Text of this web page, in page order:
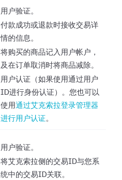
用户验证。
付款成功或退款时接收交易详
情的信息。
将购买的商品记入用户帐户，
及在订单取消时将商品减除。
用户认证（如果使用通过用户
ID进行身份认证）。您也可以
使用通过艾克索拉登录管理器
进行用户认证。
用户验证。
将艾克索拉侧的交易ID与您系
统中的交易ID关联。